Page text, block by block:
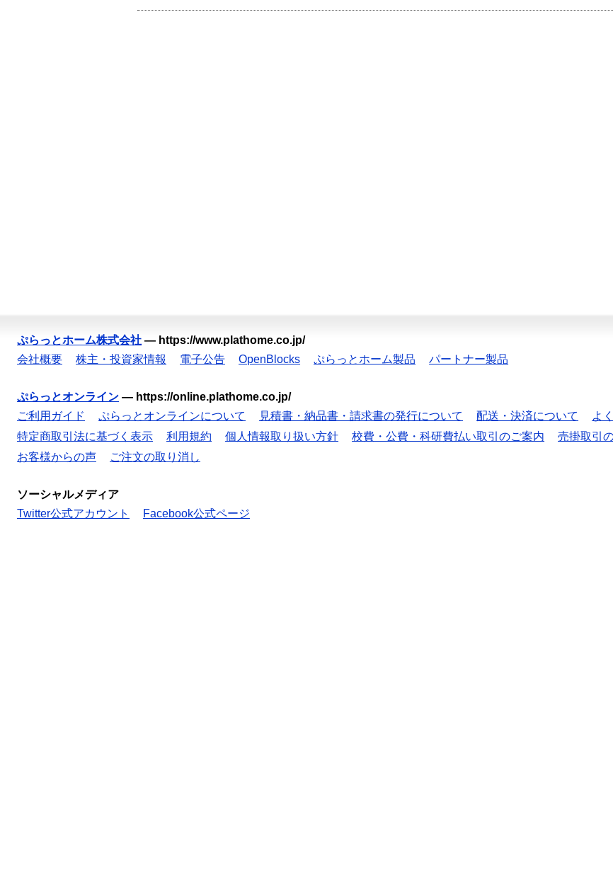
ぷらっとホーム株式会社 — https://www.plathome.co.jp/
会社概要
株主・投資家情報 電子公告 OpenBlocks ぷらっとホーム製品 パートナー製品
ぷらっとオンライン — https://online.plathome.co.jp/
ご利用ガイド
ぷらっとオンラインについて 見積書・納品書・請求書の発行について 配送・決済について
よ
特定商取引法に基づく表示
利用規約 個人情報取り扱い方針 校費・公費・科研費払い取引のご案内 売掛取引
お客様からの声
ご注文の取り消し
ソーシャルメディア
Twitter公式アカウント
Facebook公式ページ